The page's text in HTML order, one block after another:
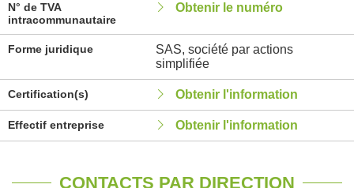
N° de TVA
intracommunautaire
Obtenir le numéro
Forme juridique
SAS, société par actions
simplifiée
Certification(s) Obtenir l'information
Effectif entreprise Obtenir l'information
CONTACTS PAR DIRECTION